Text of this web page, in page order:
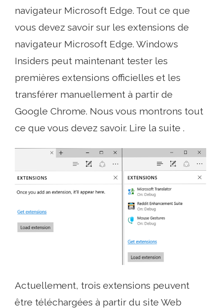
navigateur Microsoft Edge. Tout ce que
vous devez savoir sur les extensions de
navigateur Microsoft Edge. Windows
Insiders peut maintenant tester les
premières extensions officielles et les
transférer manuellement à partir de
Google Chrome. Nous vous montrons tout
ce que vous devez savoir. Lire la suite .
Actuellement, trois extensions peuvent
être téléchargées à partir du site Web